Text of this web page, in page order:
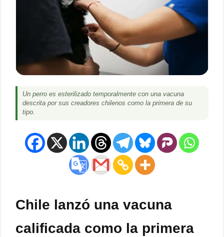
Un perro es esterilizado temporalmente con una vacuna
descrita por sus creadores chilenos como la primera de su
tipo.
Chile lanzó una vacuna
calificada como la primera